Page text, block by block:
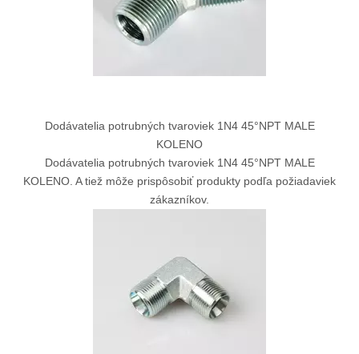
Dodávatelia potrubných tvaroviek 1N4 45°NPT MALE
KOLENO
Dodávatelia potrubných tvaroviek 1N4 45°NPT MALE
KOLENO. A tiež môže prispôsobiť produkty podľa požiadaviek
zákazníkov.